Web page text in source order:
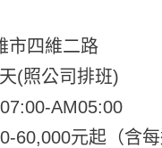
市四維二路
(照公司排班)
AM05:00
60,000元起（含